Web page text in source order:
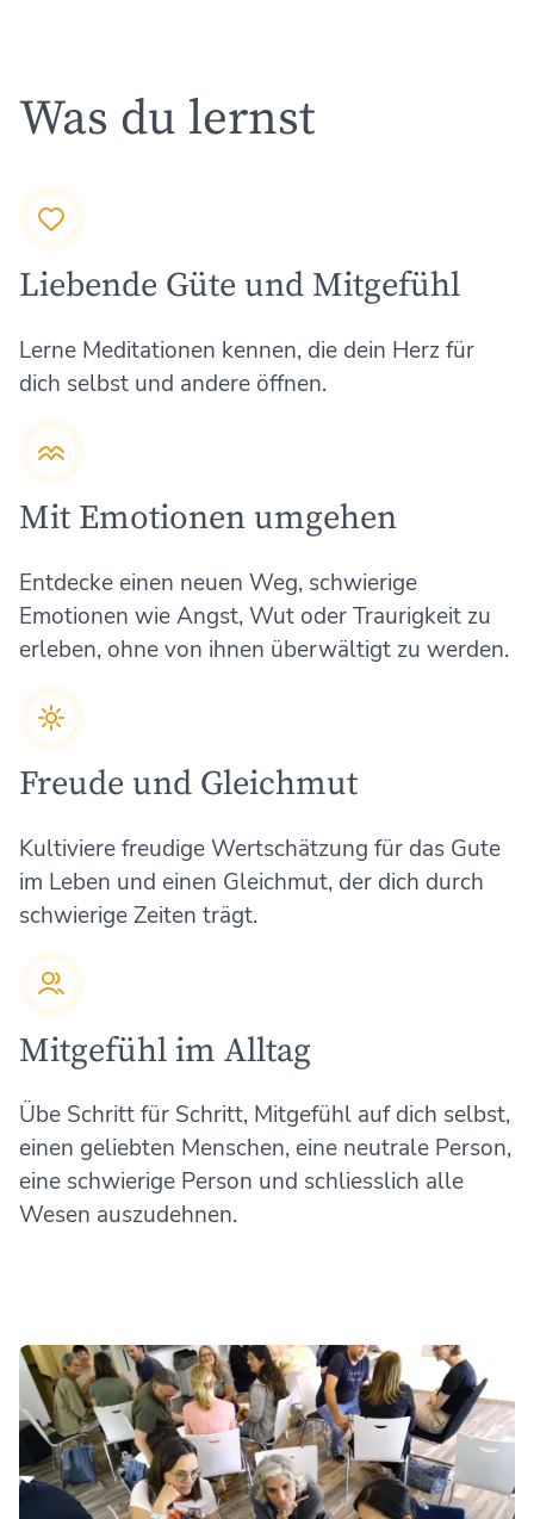
Was du lernst
Liebende Güte und Mitgefühl
Lerne Meditationen kennen, die dein Herz für
dich selbst und andere öffnen.
Mit Emotionen umgehen
Entdecke einen neuen Weg, schwierige
Emotionen wie Angst, Wut oder Traurigkeit zu
erleben, ohne von ihnen überwältigt zu werden.
Freude und Gleichmut
Kultiviere freudige Wertschätzung für das Gute
im Leben und einen Gleichmut, der dich durch
schwierige Zeiten trägt.
Mitgefühl im Alltag
Übe Schritt für Schritt, Mitgefühl auf dich selbst,
einen geliebten Menschen, eine neutrale Person,
eine schwierige Person und schliesslich alle
Wesen auszudehnen.